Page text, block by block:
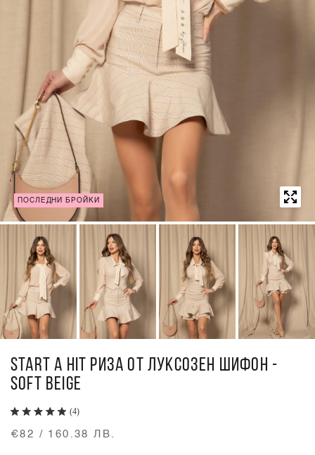
ПОСЛЕДНИ БРОЙКИ
START A HIT РИЗА ОТ ЛУКСОЗЕН ШИФОН -
SOFT BEIGE
(4)
€82 / 160.38 ЛВ.